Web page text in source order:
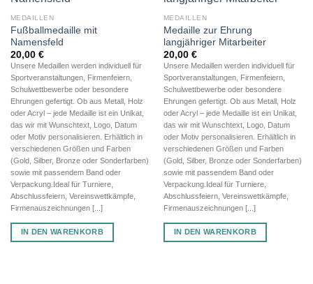
MEDAILLEN
Fußballmedaille mit
Namensfeld
20,00 €
Unsere Medaillen werden individuell für
Sportveranstaltungen, Firmenfeiern,
Schulwettbewerbe oder besondere
Ehrungen gefertigt. Ob aus Metall, Holz
oder Acryl – jede Medaille ist ein Unikat,
das wir mit Wunschtext, Logo, Datum
oder Motiv personalisieren. Erhältlich in
verschiedenen Größen und Farben
(Gold, Silber, Bronze oder Sonderfarben)
sowie mit passendem Band oder
Verpackung.Ideal für Turniere,
Abschlussfeiern, Vereinswettkämpfe,
Firmenauszeichnungen [...]
IN DEN WARENKORB
MEDAILLEN
Medaille zur Ehrung
langjähriger Mitarbeiter
20,00 €
Unsere Medaillen werden individuell für
Sportveranstaltungen, Firmenfeiern,
Schulwettbewerbe oder besondere
Ehrungen gefertigt. Ob aus Metall, Holz
oder Acryl – jede Medaille ist ein Unikat,
das wir mit Wunschtext, Logo, Datum
oder Motiv personalisieren. Erhältlich in
verschiedenen Größen und Farben
(Gold, Silber, Bronze oder Sonderfarben)
sowie mit passendem Band oder
Verpackung.Ideal für Turniere,
Abschlussfeiern, Vereinswettkämpfe,
Firmenauszeichnungen [...]
IN DEN WARENKORB